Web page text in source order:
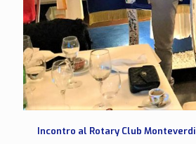
Incontro al Rotary Club Monteverdi